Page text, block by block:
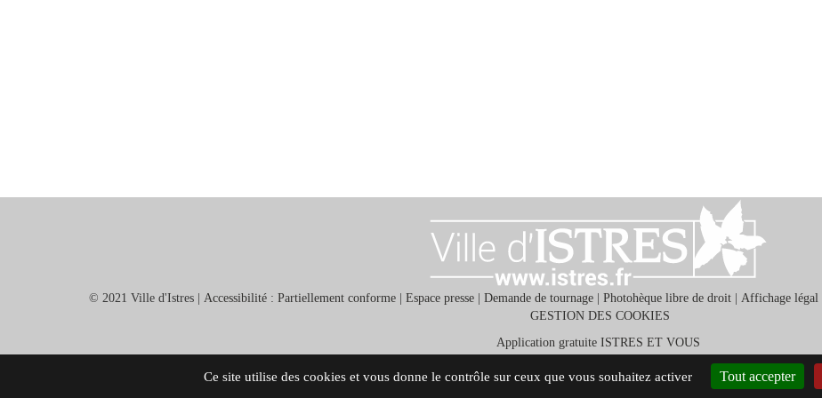
© 2021 Ville d'Istres | Accessibilité : Partiellement conforme | Espace presse | Demande de tournage | Photohèque libre de droit | Affichage légal
GESTION DES COOKIES
Application gratuite ISTRES ET VOUS
Ce site utilise des cookies et vous donne le contrôle sur ceux que vous souhaitez activer Tout accepter